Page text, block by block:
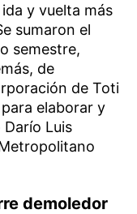
y vuelta más
sumaron el
semestre,
de
de Toti
elaborar y
Luis
demoledor